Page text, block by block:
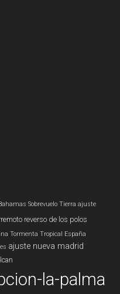
Sobrevuelo Tierra ajuste
reverso de los polos
Tormenta Tropical España
ajuste nueva madrid
la-palma